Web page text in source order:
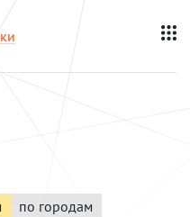
по городам